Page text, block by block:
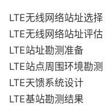
LTE无线网络站址选择
LTE无线网络站址评估
LTE站址勘测准备
LTE站点周围环境勘测
LTE天馈系统设计
LTE基站勘测结果